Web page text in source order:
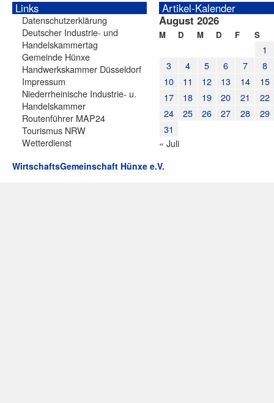
Links
Datenschutzerklärung
Deutscher Industrie- und
Handelskammertag
Gemeinde Hünxe
Handwerkskammer Düsseldorf
Impressum
Niederrheinische Industrie- u.
Handelskammer
Routenführer MAP24
Tourismus NRW
Wetterdienst
Artikel-Kalender
August 2026
M D M D F S
1
3
4 5 6 7
8
10
11 12 13 14
15
17
18 19 20 21
22
24
25 26 27 28
29
31
« Juli
WirtschaftsGemeinschaft Hünxe e.V.